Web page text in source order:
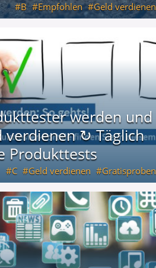
B Empfohlen Geld verdienen
werden und
verdienen ↻ Täglich
Produkttests
C Geld verdienen Gratisproben
Produkttests